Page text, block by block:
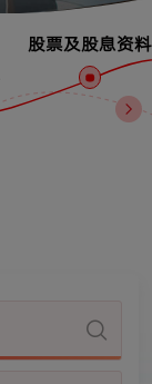
股票及股息资料